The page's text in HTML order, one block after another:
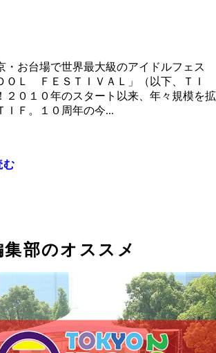
パート
ＯＯＯＯＮＤＳの前田こころ（左）と江
・お台場で世界最大級のアイドルフェス
ＯＬ ＦＥＳＴＩＶＡＬ」（以下、ＴＩ
２０１０年のスタート以来、年々規模を拡
ＩＦ。１０周年の今...
む
集部のオススメ